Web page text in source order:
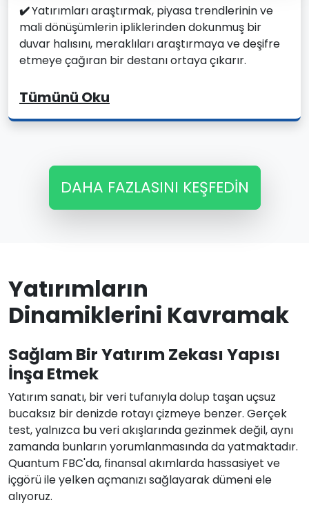
✔️Yatırımları araştırmak, piyasa trendlerinin ve
mali dönüşümlerin ipliklerinden dokunmuş bir
duvar halısını, meraklıları araştırmaya ve deşifre
etmeye çağıran bir destanı ortaya çıkarır.
Tümünü Oku
DAHA FAZLASINI KEŞFEDIN
Yatırımların
Dinamiklerini Kavramak
Sağlam Bir Yatırım Zekası Yapısı
İnşa Etmek
Yatırım sanatı, bir veri tufanıyla dolup taşan uçsuz
bucaksız bir denizde rotayı çizmeye benzer. Gerçek
test, yalnızca bu veri akışlarında gezinmek değil, aynı
zamanda bunların yorumlanmasında da yatmaktadır.
Quantum FBC'da, finansal akımlarda hassasiyet ve
içgörü ile yelken açmanızı sağlayarak dümeni ele
alıyoruz.